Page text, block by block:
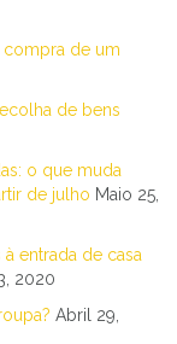
compra de um
de bens
o que muda
de julho Maio 25,
entrada de casa
2020
Abril 29,